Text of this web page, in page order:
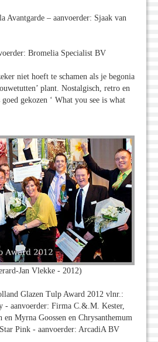
Avantgarde – aanvoerder: Sjaak van
Bromelia Specialist BV
niet hoeft te schamen als je begonia
plant. Nostalgisch, retro en
gekozen ‘ What you see is what
Jan Vlekke - 2012)
Glazen Tulp Award 2012 vlnr.:
- aanvoerder: Firma C.&.M. Kester,
Myrna Goossen en Chrysanthemum
Pink - aanvoerder: ArcadiA BV